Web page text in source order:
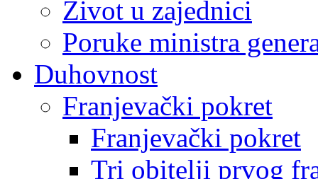
Život u zajednici
Poruke ministra
Duhovnost
Franjevački pokret
Franjevački pokret
Tri obitelji prvog